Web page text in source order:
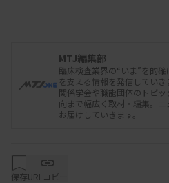
明会で、多項目自動血球分
ど事業の主力となるヘマト
長し、業績に貢献したこ
「XRシリーズの販売が好調
での採用項目拡大で増収と
MTJ編集部
臨床検査業界の“いま”を的
を支える情報を発信していき
関係学会や職能団体のトピ
向まで幅広く取材・編集。
お届けしていきます。
保存URLコピー